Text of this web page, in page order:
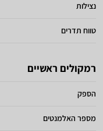
נצילות
טווח תדרים
רמקולים ראשיים
הספק
מספר האלמנטים